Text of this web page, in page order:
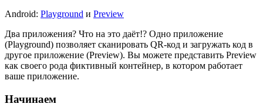
Android: Playground и Preview
Два приложения? Что на это даёт!? Одно приложение
(Playground) позволяет сканировать QR-код и загружать код в
другое приложение (Preview). Вы можете представить Preview
как своего рода фиктивный контейнер, в котором работает
ваше приложение.
Начинаем